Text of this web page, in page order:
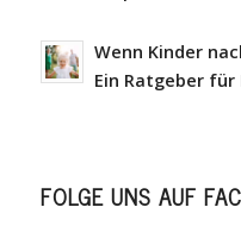
Wenn Kinder
Ein Ratgeber für
FOLGE UNS AUF